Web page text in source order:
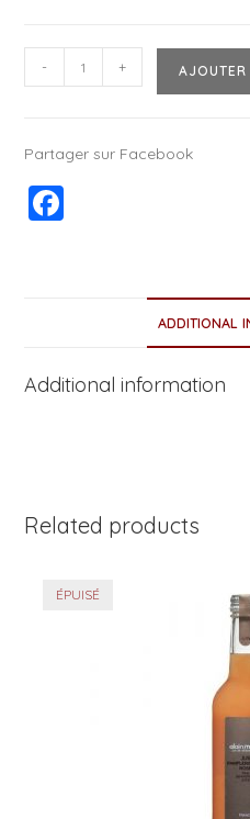
- +
Partager sur Facebook
o
ADDITIONAL
Additional information
Related products
ÉPUISÉ